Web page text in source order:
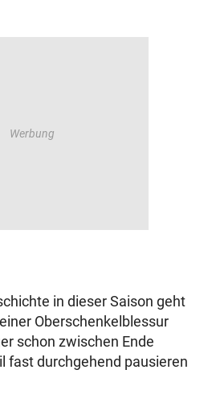
in dieser Saison geht
Oberschenkelblessur
schon zwischen Ende
fast durchgehend pausieren